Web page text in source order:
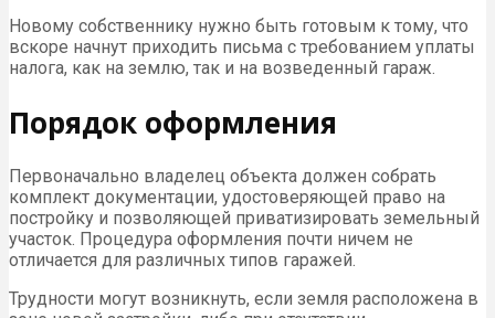
Новому собственнику нужно быть готовым к тому, что
вскоре начнут приходить письма с требованием уплаты
налога, как на землю, так и на возведенный гараж.
Порядок оформления
Первоначально владелец объекта должен собрать
комплект документации, удостоверяющей право на
постройку и позволяющей приватизировать земельный
участок. Процедура оформления почти ничем не
отличается для различных типов гаражей.
Трудности могут возникнуть, если земля расположена в